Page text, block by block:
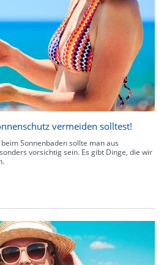
vermeiden solltest!
Sonnenbaden sollte man aus
vorsichtig sein. Es gibt Dinge, die wir